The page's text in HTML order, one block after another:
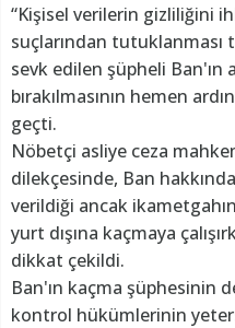
“Kişisel verilerin gizliliğini
suçlarından tutuklanması
sevk edilen şüpheli
bırakılmasının hemen
geçti.
Nöbetçi asliye ceza
dilekçesinde, Ban
verildiği ancak
yurt dışına kaçmaya
dikkat çekildi.
Ban'ın kaçma şüphesinin
kontrol hükümlerinin